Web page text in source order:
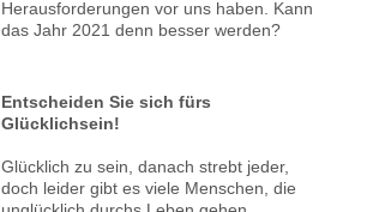
Herausforderungen vor uns haben. Kann
das Jahr 2021 denn besser werden?
Entscheiden Sie sich fürs
Glücklichsein!
Glücklich zu sein, danach strebt jeder,
doch leider gibt es viele Menschen, die